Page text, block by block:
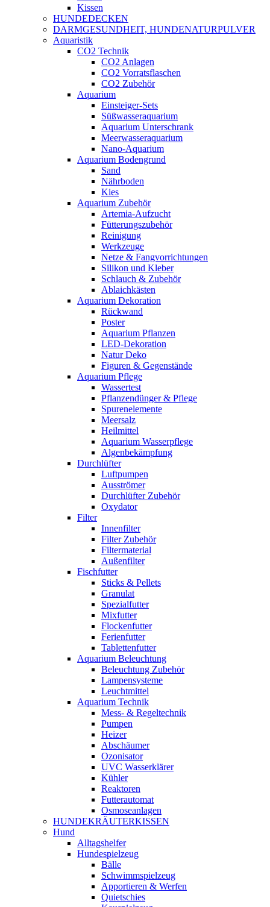
Kissen
HUNDEDECKEN
DARMGESUNDHEIT, HUNDENATURPULVER
Aquaristik
CO2 Technik
CO2 Anlagen
CO2 Vorratsflaschen
CO2 Zubehör
Aquarium
Einsteiger-Sets
Süßwasseraquarium
Aquarium Unterschrank
Meerwasseraquarium
Nano-Aquarium
Aquarium Bodengrund
Sand
Nährboden
Kies
Aquarium Zubehör
Artemia-Aufzucht
Fütterungszubehör
Reinigung
Werkzeuge
Netze & Fangvorrichtungen
Silikon und Kleber
Schlauch & Zubehör
Ablaichkästen
Aquarium Dekoration
Rückwand
Poster
Aquarium Pflanzen
LED-Dekoration
Natur Deko
Figuren & Gegenstände
Aquarium Pflege
Wassertest
Pflanzendünger & Pflege
Spurenelemente
Meersalz
Heilmittel
Aquarium Wasserpflege
Algenbekämpfung
Durchlüfter
Luftpumpen
Ausströmer
Durchlüfter Zubehör
Oxydator
Filter
Innenfilter
Filter Zubehör
Filtermaterial
Außenfilter
Fischfutter
Sticks & Pellets
Granulat
Spezialfutter
Mixfutter
Flockenfutter
Ferienfutter
Tablettenfutter
Aquarium Beleuchtung
Beleuchtung Zubehör
Lampensysteme
Leuchtmittel
Aquarium Technik
Mess- & Regeltechnik
Pumpen
Heizer
Abschäumer
Ozonisator
UVC Wasserklärer
Kühler
Reaktoren
Futterautomat
Osmoseanlagen
HUNDEKRÄUTERKISSEN
Hund
Alltagshelfer
Hundespielzeug
Bälle
Schwimmspielzeug
Apportieren & Werfen
Quietschies